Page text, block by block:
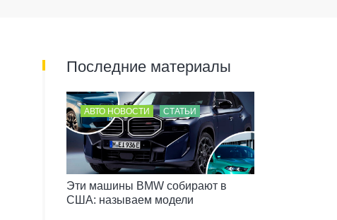
Последние материалы
АВТО НОВОСТИ СТАТЬИ
Эти машины BMW собирают в
США: называем модели